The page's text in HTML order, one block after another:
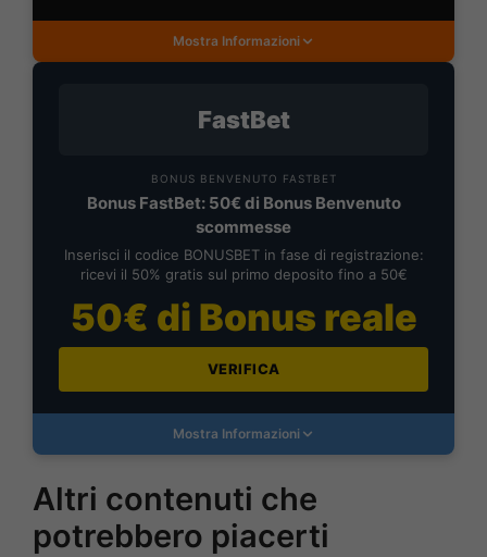
Mostra Informazioni
FastBet
BONUS BENVENUTO FASTBET
Bonus FastBet: 50€ di Bonus Benvenuto
scommesse
Inserisci il codice BONUSBET in fase di registrazione:
ricevi il 50% gratis sul primo deposito fino a 50€
50€ di Bonus reale
VERIFICA
Mostra Informazioni
Altri contenuti che
potrebbero piacerti